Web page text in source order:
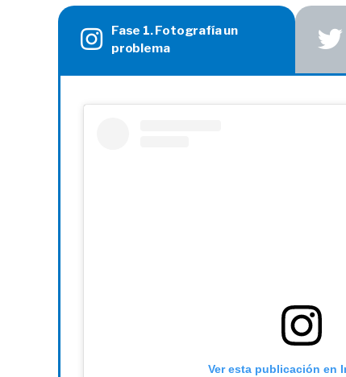
Fase 1. Fotografía un
problema
Ver esta publicación en